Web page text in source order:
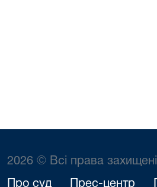
2026 © Всі права захищені
Про суд Прес-центр